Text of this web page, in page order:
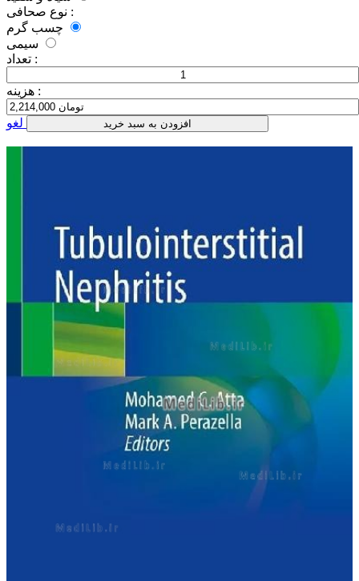
نوع صحافی :
تعداد :
هزینه :
افزودن به سبد خرید